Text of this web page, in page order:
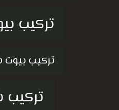
تركيب
تركيب